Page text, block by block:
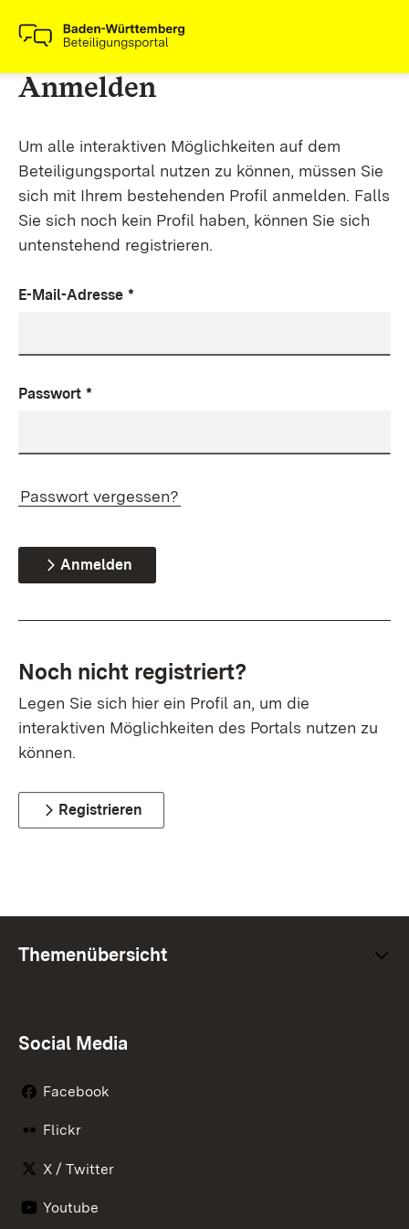
Anmelden
Um alle interaktiven Möglichkeiten auf dem
Beteiligungsportal nutzen zu können, müssen Sie
sich mit Ihrem bestehenden Profil anmelden. Falls
Sie sich noch kein Profil haben, können Sie sich
untenstehend registrieren.
E-Mail-Adresse *
Passwort *
Passwort vergessen?
Anmelden
Noch nicht registriert?
Legen Sie sich hier ein Profil an, um die
interaktiven Möglichkeiten des Portals nutzen zu
können.
Registrieren
Themenübersicht
Social Media
Facebook
Flickr
X / Twitter
Youtube